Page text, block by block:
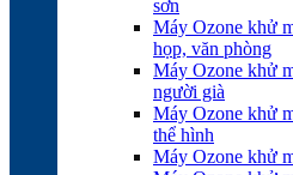
sơn
Máy Ozone khử
họp, văn phòng
Máy Ozone khử
người già
Máy Ozone khử
thể hình
Máy Ozone khử